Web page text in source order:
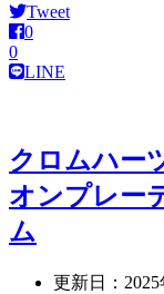
Tweet
0
0
LINE
クロムハー
オンプレー
ム
更新日：